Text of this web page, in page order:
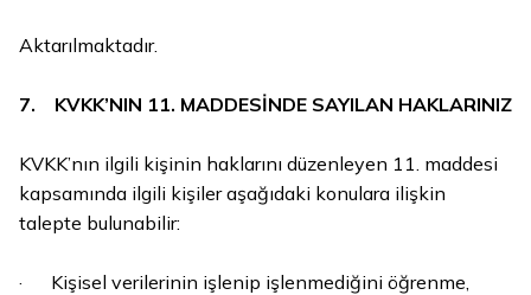
Aktarılmaktadır.
7. KVKK’NIN 11. MADDESİNDE SAYILAN HAKLARINIZ
KVKK’nın ilgili kişinin haklarını düzenleyen 11. maddesi
kapsamında ilgili kişiler aşağıdaki konulara ilişkin
talepte bulunabilir:
· Kişisel verilerinin işlenip işlenmediğini öğrenme,